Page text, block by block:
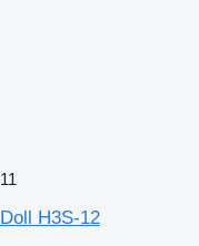
11
Doll H3S-12